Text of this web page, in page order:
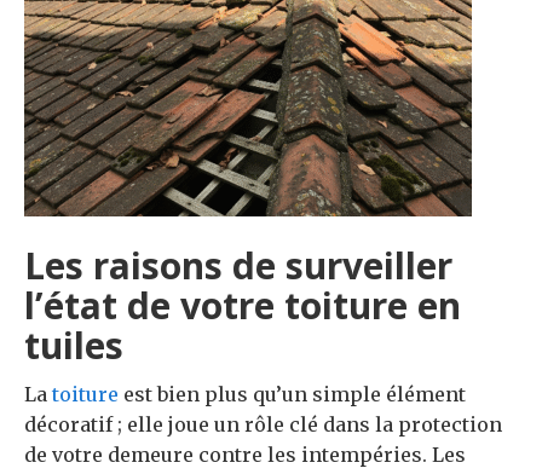
Les raisons de surveiller
l’état de votre toiture en
tuiles
La toiture est bien plus qu’un simple élément
décoratif ; elle joue un rôle clé dans la protection
de votre demeure contre les intempéries. Les